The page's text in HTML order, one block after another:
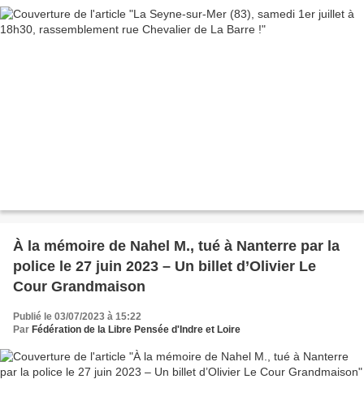
À la mémoire de Nahel M., tué à Nanterre par la
police le 27 juin 2023 – Un billet d’Olivier Le
Cour Grandmaison
Publié le 03/07/2023 à 15:22
Par Fédération de la Libre Pensée d'Indre et Loire